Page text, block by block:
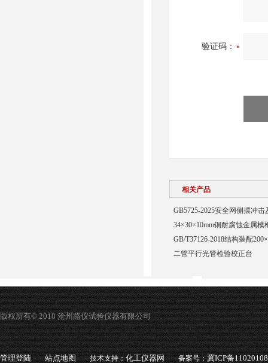
验证码：
相关产品
GB5725-2025安全网侧摆冲
34×30×10mm铜耐腐蚀金属模
GB/T37126-2018结构装配
二管平行光管检验校正台
版权所有© 2018 沧州路仪试验仪器有限公司
管理登陆 站点地图 技术支持：化工仪器网 备案号：冀ICP备